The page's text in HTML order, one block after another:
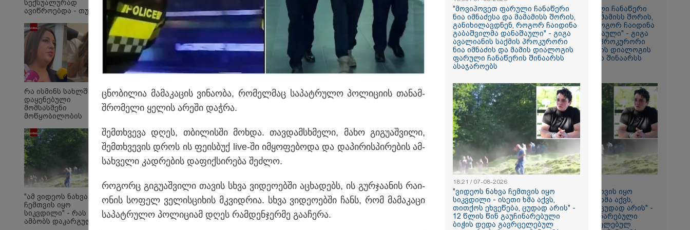
კონკრეტულ მტკიცებულებას, პროკურატურამ ვერ
გაუძლო წნეხს! გაუძლებს კი სასამართლო ამ
წნეხს?"
არასრულწლოვნის ამ
მდგომარეობაში ჩაგდებას?"
"ჩანაწერში მამა-შვილს
შორის კამათი
მიმდინარეობს - ნია იმნაძე
დემონსტრირებას ახდენს,
რომ ის არა მხოლოდ
არამედ გარკვეულ
წინმსწრებ ინფორმაციასაც
ფლობდა” - რა ისმის ფარულ
ჩანაწერში, სადაც იმნაძე
მამას ესაუბრება?
რატომ ჩაბნელდა
საქართველო მესამედ და
გველოდება თუ არა
ზამთარში მასშტაბური
ენერგოკრიზისი -
"პრობლემის მოგვარებას
დაახლოებით ერთი თვე
დასჭირდება"
სასკოლო ფორმების
"მოვიპოვეთ ფარული ჩანაწერი
ნია იმნაძესა და მამამისს შორის,
განიხილავდნენ, როგორ ჩაიდინა
გაბაშვილმა დანაშაული" - გიგა
ავალიანის საქმის პროკურორი
ნია იმნაძის და მამის დიალოგის
ფარული ჩანაწერის შინაარსს
"ვიდეოს ნახვა ჩემთვის იყო
სიკვდილი - ისეთი ხმა აქვს,
თითქოს ეხვეწება, ცუდად არის" -
12 წლის წინ გაუჩინარებული
ბიჭის დედა გავრცელებულ
სექსუალურად
ავიწროებდა - თუ
ლარს
ოფიციალურად,
სახალხოდ გადავცემ"
- ეკა კუპატაძე
განცხადებას
ავრცელებს
რა ისმინს სახლში
დაყენებული
მომსასმენი
მოწყობილობის
იმნაძე მამას
ესაუბრება?
"ამ ვიდეოს ნახვა
ჩემთვის იყო
სიკვდილი" - რას
ამბობს დაკარგული
ცნო­ბი­ლია მა­მა­კა­ცის ვი­ნა­ო­ბა, რო­მელ­მაც სა­პატ­რუ­ლო პო­ლი­ცი­ის თა­ნამ­
შრო­მე­ლი ყე­ლის არე­ში დაჭ­რა.
შემ­თხვე­ვა დღეს, თბი­ლის­ში მოხ­და. თავ­დამ­სხმე­ლი, მახო გი­გუ­აშ­ვი­ლი,
შემ­თხვე­ვის დროს ის ფე­ის­ბუქ live-ში იმ­ყო­ფე­ბო­და და და­პი­რის­პი­რე­ბის ამ­
სახ­ვე­ლი კად­რე­ბის და­ფიქ­სი­რე­ბა შეძ­ლო.
რო­გორც გი­გუ­აშ­ვი­ლი თა­ვის სხვა ვი­დე­ო­ებ­ში აცხა­დებს, ის გურ­ჯა­ა­ნის რა­ი­
ო­ნის სო­ფელ ვე­ლის­ცი­ხის მკვიდ­რია. სხვა ვი­დე­ო­ებ­ში ჩანს, რომ მა­მა­კა­ცი
სა­პატ­რუ­ლო პო­ლი­ცი­ამ დღეს რამ­დენ­ჯერ­მე გა­ა­ჩე­რა.
"მოვიპოვეთ ფარული ჩანაწერი
ნია იმნაძესა და მამამისს შორის,
განიხილავდნენ, როგორ ჩაიდინა
გაბაშვილმა დანაშაული" - გიგა
ავალიანის საქმის პროკურორი
ნია იმნაძის და მამის დიალოგის
ფარული ჩანაწერის შინაარსს
ასაჯაროებს
18:21 / 07-08-2026
"ვიდეოს ნახვა ჩემთვის იყო
სიკვდილი - ისეთი ხმა აქვს,
თითქოს ეხვეწება, ცუდად არის" -
12 წლის წინ გაუჩინარებული
ბიჭის დედა გავრცელებულ